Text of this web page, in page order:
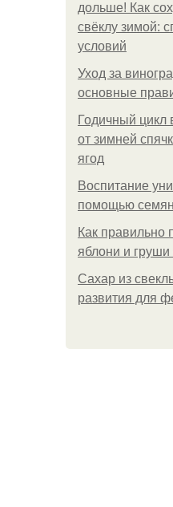
дольше! Как
свёклу зимой:
условий
Уход за
основные
Годичный цикл
от зимней
ягод
Воспитание
помощью
Как правильно
яблони и
Сахар из
развития для